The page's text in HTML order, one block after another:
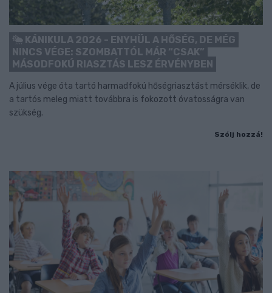
KÁNIKULA 2026 - ENYHÜL A HŐSÉG, DE MÉG
NINCS VÉGE: SZOMBATTÓL MÁR “CSAK”
MÁSODFOKÚ RIASZTÁS LESZ ÉRVÉNYBEN
A július vége óta tartó harmadfokú hőségriasztást mérséklik, de
a tartós meleg miatt továbbra is fokozott óvatosságra van
szükség.
Szólj hozzá!